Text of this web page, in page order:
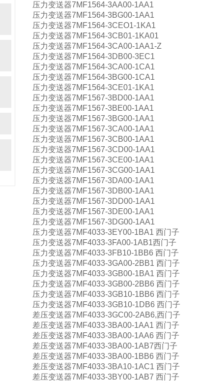
压力变送器7MF1564-3AA00-1AA1
压力变送器7MF1564-3BG00-1AA1
压力变送器7MF1564-3CEO1-1KA1
压力变送器7MF1564-3CB01-1KA01
压力变送器7MF1564-3CA00-1AA1-Z
压力变送器7MF1564-3DB00-3EC1
压力变送器7MF1564-3CA00-1CA1
压力变送器7MF1564-3BG00-1CA1
压力变送器7MF1564-3CE01-1KA1
压力变送器7MF1567-3BD00-1AA1
压力变送器7MF1567-3BE00-1AA1
压力变送器7MF1567-3BG00-1AA1
压力变送器7MF1567-3CA00-1AA1
压力变送器7MF1567-3CB00-1AA1
压力变送器7MF1567-3CD00-1AA1
压力变送器7MF1567-3CE00-1AA1
压力变送器7MF1567-3CG00-1AA1
压力变送器7MF1567-3DA00-1AA1
压力变送器7MF1567-3DB00-1AA1
压力变送器7MF1567-3DD00-1AA1
压力变送器7MF1567-3DE00-1AA1
压力变送器7MF1567-3DG00-1AA1
压力变送器7MF4033-3EY00-1BA1 西门子
压力变送器7MF4033-3FA00-1AB1西门子
压力变送器7MF4033-3FB10-1BB6 西门子
压力变送器7MF4033-3GA00-2BB1 西门子
压力变送器7MF4033-3GB00-1BA1 西门子
压力变送器7MF4033-3GB00-2BB6 西门子
压力变送器7MF4033-3GB10-1BB6 西门子
压力变送器7MF4033-3GB10-1DB6 西门子
差压变送器7MF4033-3GC00-2AB6,西门子
差压变送器7MF4033-3BA00-1AA1 西门子
差压变送器7MF4033-3BA00-1AA6 西门子
差压变送器7MF4033-3BA00-1AB7西门子
差压变送器7MF4033-3BA00-1BB6 西门子
差压变送器7MF4033-3BA10-1AC1 西门子
差压变送器7MF4033-3BY00-1AB7 西门子